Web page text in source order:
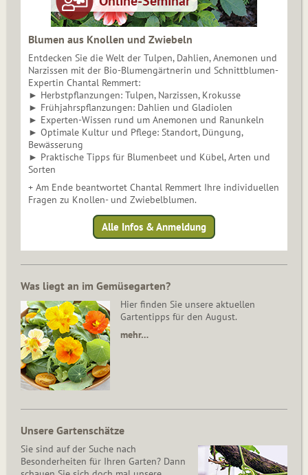
Blumen aus Knollen und Zwiebeln
Entdecken Sie die Welt der Tulpen, Dahlien, Anemonen und
Narzissen mit der Bio-Blumengärtnerin und Schnittblumen-
Expertin Chantal Remmert:
► Herbstpflanzungen: Tulpen, Narzissen, Krokusse
► Frühjahrspflanzungen: Dahlien und Gladiolen
► Experten-Wissen rund um Anemonen und Ranunkeln
► Optimale Kultur und Pflege: Standort, Düngung,
Bewässerung
► Praktische Tipps für Blumenbeet und Kübel, Arten und
Sorten
+ Am Ende beantwortet Chantal Remmert Ihre individuellen
Fragen zu Knollen- und Zwiebelblumen.
Alle Infos & Anmeldung
Was liegt an im Gemüsegarten?
Hier finden Sie unsere aktuellen
Gartentipps für den August.
mehr…
Unsere Gartenschätze
Sie sind auf der Suche nach
Besonderheiten für Ihren Garten? Dann